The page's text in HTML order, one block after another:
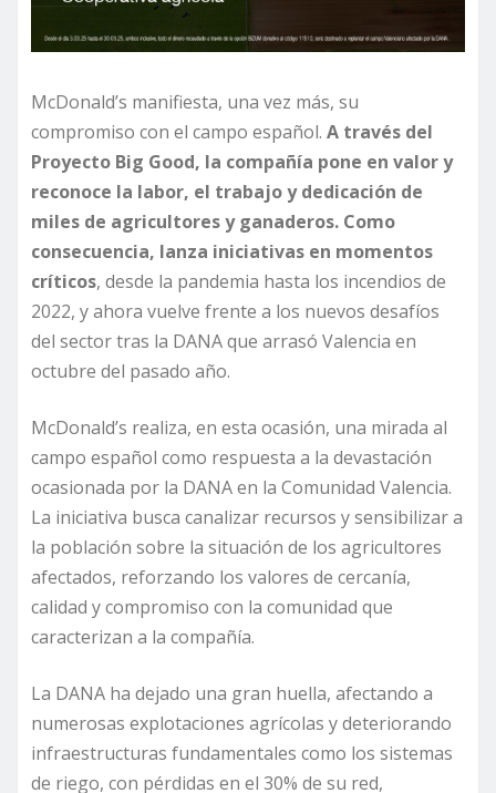
McDonald’s manifiesta, una vez más, su
compromiso con el campo español. A través del
Proyecto Big Good, la compañía pone en valor y
reconoce la labor, el trabajo y dedicación de
miles de agricultores y ganaderos. Como
consecuencia, lanza iniciativas en momentos
críticos, desde la pandemia hasta los incendios de
2022, y ahora vuelve frente a los nuevos desafíos
del sector tras la DANA que arrasó Valencia en
octubre del pasado año.
McDonald’s realiza, en esta ocasión, una mirada al
campo español como respuesta a la devastación
ocasionada por la DANA en la Comunidad Valencia.
La iniciativa busca canalizar recursos y sensibilizar a
la población sobre la situación de los agricultores
afectados, reforzando los valores de cercanía,
calidad y compromiso con la comunidad que
caracterizan a la compañía.
La DANA ha dejado una gran huella, afectando a
numerosas explotaciones agrícolas y deteriorando
infraestructuras fundamentales como los sistemas
de riego, con pérdidas en el 30% de su red,